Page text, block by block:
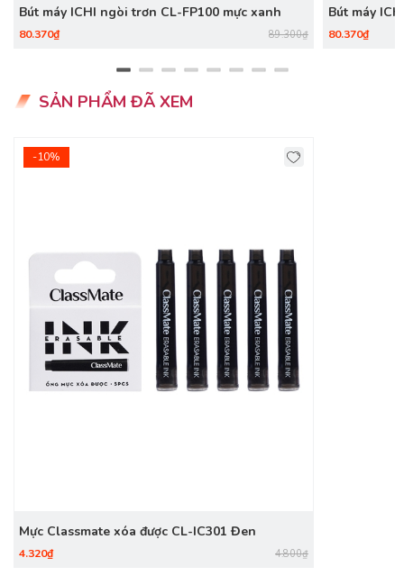
Bút máy ICHI ngòi trơn CL-FP100 mực xanh
80.370₫ 89.300₫
Bút máy
80.370₫
SẢN PHẨM ĐÃ XEM
-10%
Mực Classmate xóa được CL-IC301 Đen
4.320₫ 4.800₫